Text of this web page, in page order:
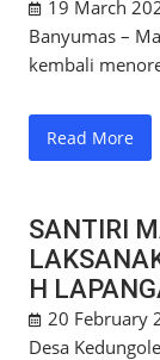
19 March
Banyumas –
kembali
Read More
SANTIRI
H
20 February
Desa